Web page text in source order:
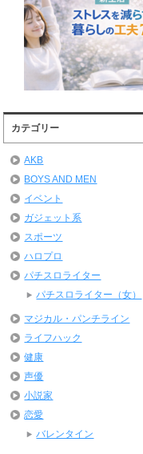
カテゴリー
AKB
BOYS AND MEN
イベント
ガジェット系
スポーツ
ハロプロ
パチスロライター
パチスロライター（女）
マジカル・パンチライン
ライフハック
健康
声優
小説家
恋愛
バレンタイン